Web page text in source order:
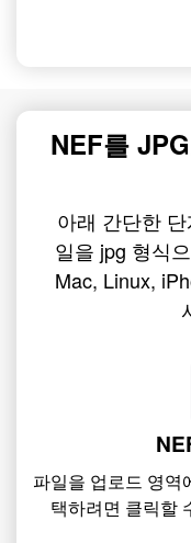
NEF를
아래 간단한
일을 jpg 형식
Mac, Linux,
파일을 업로드 영역
택하려면 클릭할